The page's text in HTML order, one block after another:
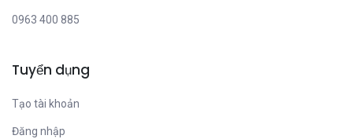
0963 400 885
Tuyển dụng
Tạo tài khoản
Đăng nhập